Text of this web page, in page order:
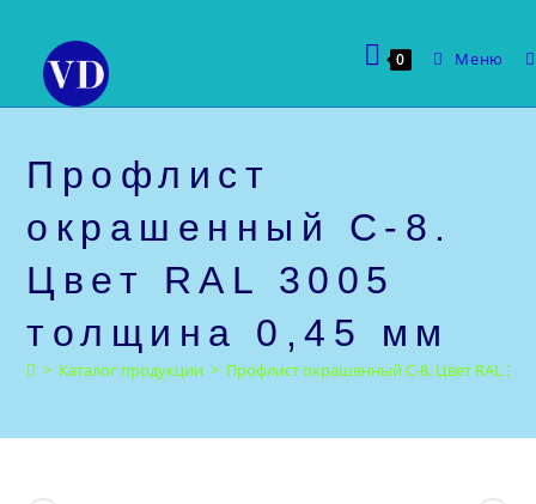
содержимому
0 Меню
Профлист
окрашенный С-8.
Цвет RAL 3005
толщина 0,45 мм
> Каталог продукции > Профлист окрашенный С-8. Цвет RAL